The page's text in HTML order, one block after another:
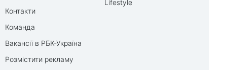
Контакти
Команда
Вакансії в РБК-Україна
Розмістити рекламу
Lifestyle